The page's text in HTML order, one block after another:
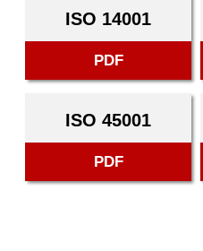
ISO 14001
PDF
ISO 45001
PDF